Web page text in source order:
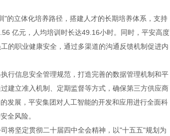
"的立体化培养路径，搭建人才的长期培养体系，支持
亿元，人均培训时长达49.16小时。同时，平安高度
的职业健康安全，通过多渠道的沟通反馈机制促进内
行信息安全管理规范，打造完善的数据管理机制和平
建立准入机制、定期监督等方式，确保第三方供应商
发展，平安集团对人工智能的开发和应用进行全面科
全风险。
将坚定贯彻二十届四中全会精神，以"十五五"规划为